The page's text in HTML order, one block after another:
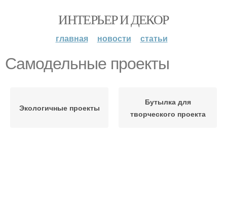
ИНТЕРЬЕР И ДЕКОР
главная новости статьи
Самодельные проекты
Экологичные проекты
Бутылка для
творческого проекта